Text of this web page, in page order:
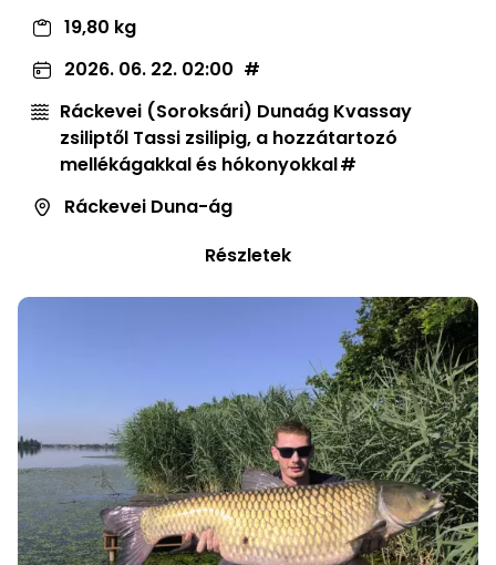
19,80 kg
2026. 06. 22. 02:00
Ráckevei (Soroksári) Dunaág Kvassay
zsiliptől Tassi zsilipig, a hozzátartozó
mellékágakkal és hókonyokkal
Ráckevei Duna-ág
Részletek